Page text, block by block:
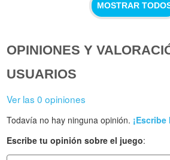
MOSTRAR
OPINIONES Y
USUARIOS
Ver las 0 opiniones
Todavía no hay ninguna opinión.
Escribe tu opinión sobre el juego: